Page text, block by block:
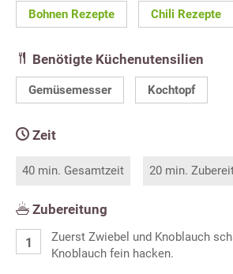
Bohnen Rezepte Chili Rezepte
Benötigte Küchenutensilien
Gemüsemesser Kochtopf
Zeit
40 min. Gesamtzeit 20 min.
Zubereitung
Zuerst Zwiebel und Knoblauch
Knoblauch fein hacken.